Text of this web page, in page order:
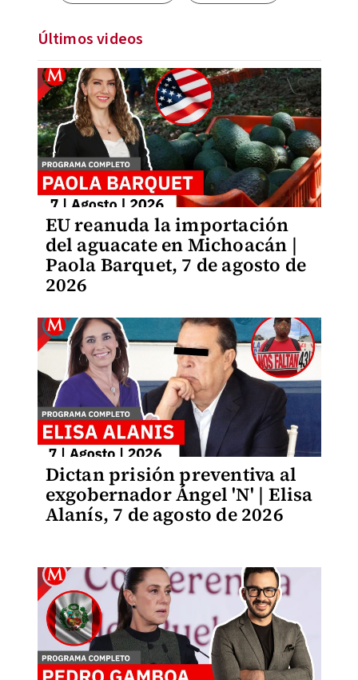
Últimos videos
EU reanuda la importación
del aguacate en Michoacán |
Paola Barquet, 7 de agosto de
2026
Dictan prisión preventiva al
exgobernador Ángel 'N' | Elisa
Alanís, 7 de agosto de 2026